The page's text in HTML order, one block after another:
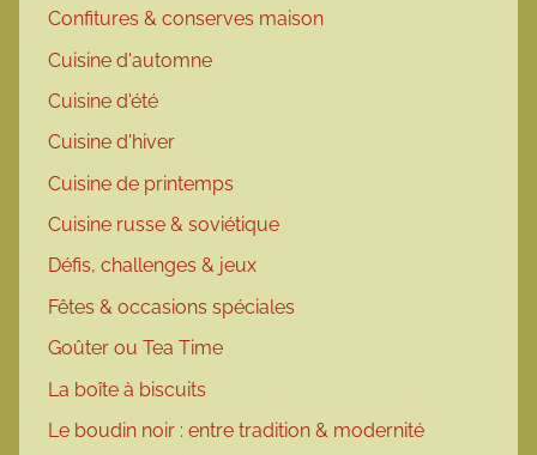
Confitures & conserves maison
Cuisine d'automne
Cuisine d'été
Cuisine d'hiver
Cuisine de printemps
Cuisine russe & soviétique
Défis, challenges & jeux
Fêtes & occasions spéciales
Goûter ou Tea Time
La boîte à biscuits
Le boudin noir : entre tradition & modernité